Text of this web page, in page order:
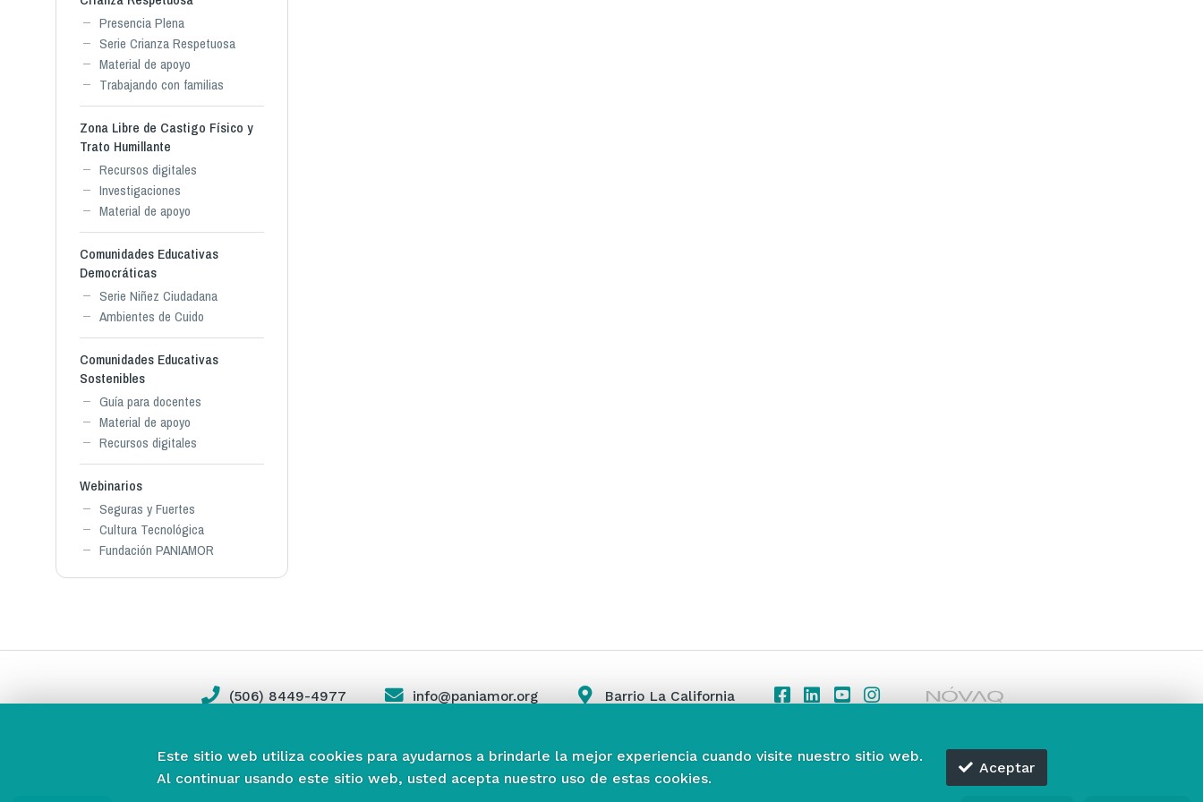
Presencia Plena
Serie Crianza Respetuosa
Material de apoyo
Trabajando con familias
Zona Libre de Castigo Físico y
Trato Humillante
Recursos digitales
Investigaciones
Material de apoyo
Comunidades Educativas
Democráticas
Serie Niñez Ciudadana
Ambientes de Cuido
Comunidades Educativas
Sostenibles
Guía para docentes
Material de apoyo
Recursos digitales
Webinarios
Seguras y Fuertes
Cultura Tecnológica
Fundación PANIAMOR
(506) 8449-4977 info@paniamor.org Barrio La California
Este sitio web utiliza cookies para ayudarnos a brindarle la mejor experiencia cuando visite nuestro sitio web.
Al continuar usando este sitio web, usted acepta nuestro uso de estas cookies.
Aceptar